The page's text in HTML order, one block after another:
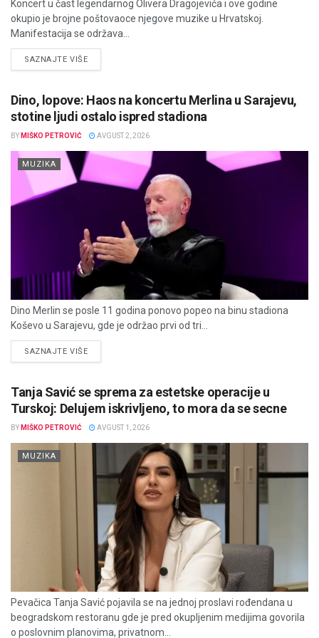
Koncert u čast legendarnog Olivera Dragojevića i ove godine
okupio je brojne poštovaoce njegove muzike u Hrvatskoj.
Manifestacija se održava...
SAZNAJTE VIŠEDETAILS
Dino, lopove: Haos na koncertu Merlina u Sarajevu,
stotine ljudi ostalo ispred stadiona
BY MIŠKO PETROVIĆ AVGUST 2, 2026
MUZIKA
Dino Merlin se posle 11 godina ponovo popeo na binu stadiona
Koševo u Sarajevu, gde je održao prvi od tri...
SAZNAJTE VIŠEDETAILS
Tanja Savić se sprema za estetske operacije u
Turskoj: Delujem iskrivljeno, to mora da se secne
BY MIŠKO PETROVIĆ AVGUST 1, 2026
MUZIKA
Pevačica Tanja Savić pojavila se na jednoj proslavi rođendana u
beogradskom restoranu gde je pred okupljenim medijima govorila
o poslovnim planovima, privatnom...